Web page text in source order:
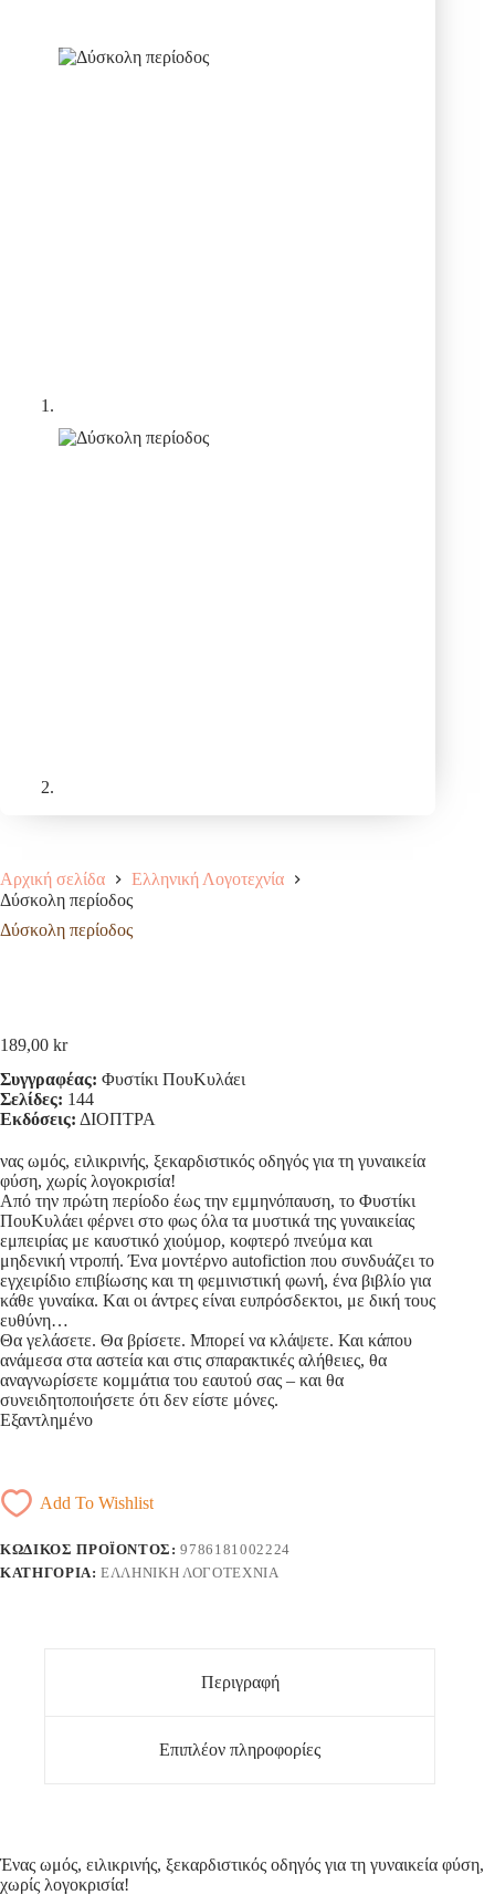
Αρχική σελίδα
Ελληνική Λογοτεχνία
Δύσκολη περίοδος
Δύσκολη περίοδος
189,00 kr
Συγγραφέας: Φυστίκι ΠουΚυλάει
Σελίδες: 144
Εκδόσεις: ΔΙΟΠΤΡΑ
νας ωμός, ειλικρινής, ξεκαρδιστικός οδηγός για τη γυναικεία
φύση, χωρίς λογοκρισία!
Από την πρώτη περίοδο έως την εμμηνόπαυση, το Φυστίκι
ΠουΚυλάει φέρνει στο φως όλα τα μυστικά της γυναικείας
εμπειρίας με καυστικό χιούμορ, κοφτερό πνεύμα και
μηδενική ντροπή. Ένα μοντέρνο autofiction που συνδυάζει το
εγχειρίδιο επιβίωσης και τη φεμινιστική φωνή, ένα βιβλίο για
κάθε γυναίκα. Kαι οι άντρες είναι ευπρόσδεκτοι, με δική τους
ευθύνη…
Θα γελάσετε. Θα βρίσετε. Μπορεί να κλάψετε. Και κάπου
ανάμεσα στα αστεία και στις σπαρακτικές αλήθειες, θα
αναγνωρίσετε κομμάτια του εαυτού σας – και θα
συνειδητοποιήσετε ότι δεν είστε μόνες.
Εξαντλημένο
Add To Wishlist
ΚΩΔΙΚΌΣ ΠΡΟΪΌΝΤΟΣ:9786181002224
ΚΑΤΗΓΟΡΊΑ:ΕΛΛΗΝΙΚΉ ΛΟΓΟΤΕΧΝΊΑ
Περιγραφή
Επιπλέον πληροφορίες
Ένας ωμός, ειλικρινής, ξεκαρδιστικός οδηγός για τη γυναικεία φύση,
χωρίς λογοκρισία!